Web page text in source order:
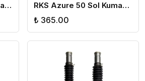
RKS Azure 50 Sağ Kumanda RKS Azure 50 Sol Kumanda
₺ 365.00